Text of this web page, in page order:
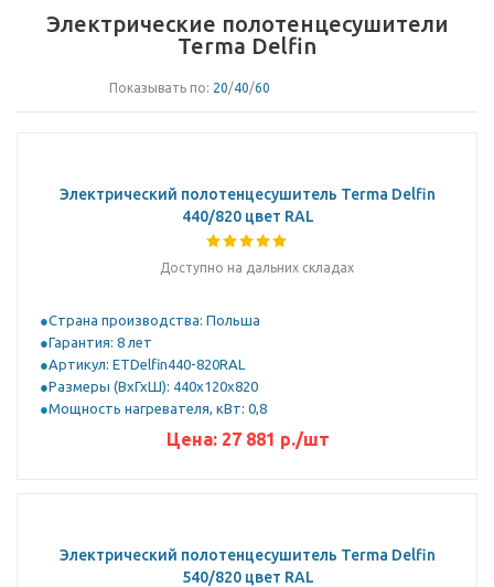
Электрические полотенцесушители
Terma Delfin
Показывать по: 20/40/60
Электрический полотенцесушитель Terma Delfin
440/820 цвет RAL
Доступно на дальних складах
Страна производства: Польша
Гарантия: 8 лет
Артикул: ETDelfin440-820RAL
Размеры (ВхГхШ): 440x120x820
Мощность нагревателя, кВт: 0,8
Цена: 27 881 р./шт
Электрический полотенцесушитель Terma Delfin
540/820 цвет RAL